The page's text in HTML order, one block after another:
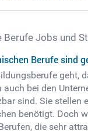
Berufe Jobs und
Berufe sind
geht,
auch bei den
sind. Sie stellen
benötigt. Doch
die sehr